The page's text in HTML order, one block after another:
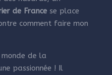
de France se place
comment faire mon
de la
passionnée ! Il